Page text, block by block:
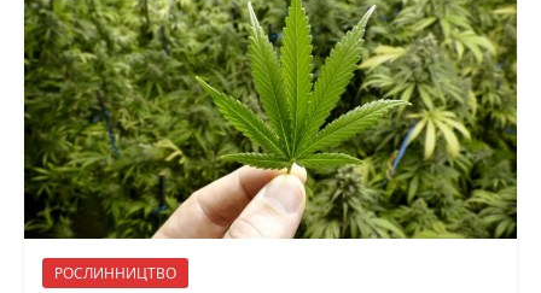
РОСЛИННИЦТВО